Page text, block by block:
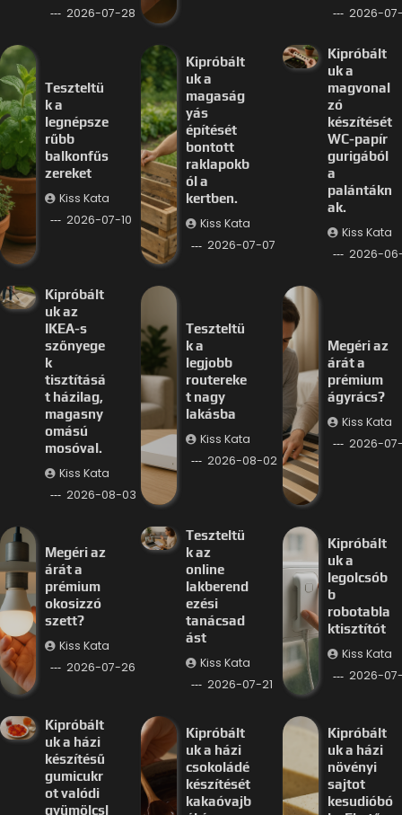
2026-07-28
2026-
Teszteltü
k a
legnépsze
rűbb
balkonfűs
zereket
Kiss Kata
2026-07-10
Kipróbált
uk a
magaság
yás
építését
bontott
raklapokb
ól a
kertben.
Kiss Kata
2026-07-07
Kipróbált
uk a
magvonal
zó
készítését
WC-papír
gurigából
a
palántákn
ak.
Kiss Kata
2026-
Kipróbált
uk az
IKEA-s
szőnyege
k
tisztításá
t házilag,
magasny
omású
mosóval.
Kiss Kata
2026-08-03
Teszteltü
k a
legjobb
routereke
t nagy
lakásba
Kiss Kata
2026-08-02
Megéri az
árát a
prémium
ágyrács?
Kiss Kata
2026-
Megéri az
árát a
prémium
okosizzó
szett?
Kiss Kata
2026-07-26
Teszteltü
k az
online
lakberend
ezési
tanácsad
ást
Kiss Kata
2026-07-21
Kipróbált
uk a
legolcsób
b
robotabla
ktisztítót
Kiss Kata
2026-
Kipróbált
uk a házi
készítésű
gumicukr
ot valódi
gyümölcsl
Kipróbált
uk a házi
csokoládé
készítését
kakaóvajb
Kipróbált
uk a házi
növényi
sajtot
kesudióbó